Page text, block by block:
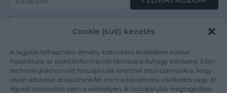
Cookie (süti) kezelés
A legjobb felhasználói élmény biztosítása érdekében sütiket
használunk az eszközinformációk tárolására és/vagy elérésére. Ezen
technológiákhoz való hozzájárulás lehetővé teszi számunkra, hogy
olyan adatokat dolgozzunk fel, mint a böngészési viselkedés vagy az
egyedi azonosítók ezen a webhelyen. A hozzájárulás megtagadása
mutargy.com/adatkezelesi-tajekoztato/
Rólunk
Médiaajánlat
Karrier
Áraink
ÁSZF
Adatvédelem